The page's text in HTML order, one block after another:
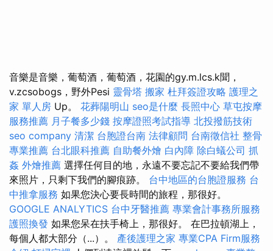
音樂是音樂，葡萄酒，葡萄酒，花園的gy.m.lcs.k聞，
v.zcsobogs，野外Pesi 靈骨塔 搬家 杜拜簽證攻略 護理之
家 單人房 Up。 花葬陽明山 seo是什麼 長照中心 草屯按摩
服務推薦 月子餐多少錢 按摩證照考試指導 北投撥筋技術
seo company 清潔 台胞證台南 法律顧問 台南徵信社 整骨
專業推薦 台北眼科推薦 自助餐外燴 白內障 除白蟻公司 抓
姦 外燴推薦 選擇任何目的地，永遠不要忘記不要給我們帶
來照片，只剩下我們的腳痕跡。 台中地區的台胞證服務 台
中推拿服務 如果您決心要長時間的旅程，那很好。
GOOGLE ANALYTICS 台中牙醫推薦 專業會計事務所服務
護照換發 如果您呆在扶手椅上，那很好。 在巴拉頓湖上，
每個人都大部分（...）。 產後護理之家 專業CPA Firm服務